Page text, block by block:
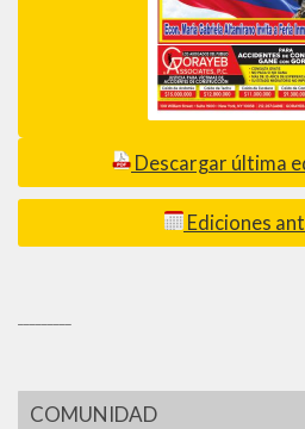
Descargar última
Ediciones
COMUNIDAD